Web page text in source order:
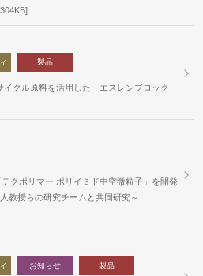
製品
クル原料を活用した「エスレンブロック
クポリマー ポリイミド中空微粒子」を開発
教授らの研究チームと共同研究～
お知らせ 製品